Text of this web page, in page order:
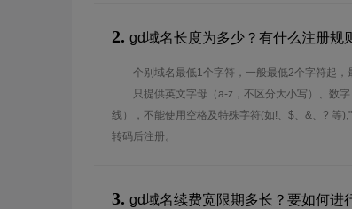
2. gd域名长度为多少？有什么注册规
个别域名最低1个字符，一般最低2个字符起，
只提供英文字母（a-z，不区分大小写）、数
线），不能使用空格及特殊字符(如!、$、&、? 等
转码后注册。
3. gd域名续费宽限期多长？要如何进